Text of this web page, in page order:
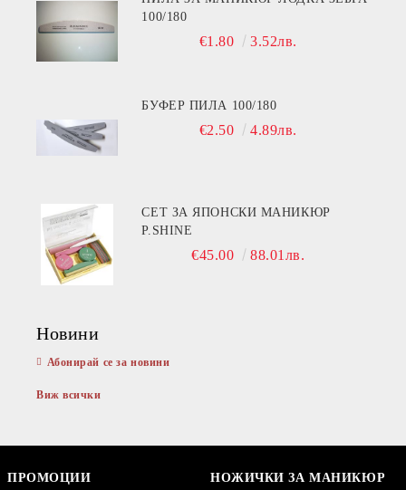
100/180
€1.80 3.52лв.
БУФЕР ПИЛА 100/180
€2.50 4.89лв.
СЕТ ЗА ЯПОНСКИ МАНИКЮР
P.SHINE
€45.00 88.01лв.
Новини
Абонирай се за новини
Виж всички
ПРОМОЦИИ
НОЖИЧКИ ЗА МАНИКЮР